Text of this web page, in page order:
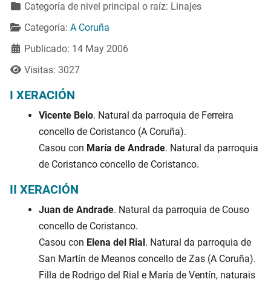
Categoría de nivel principal o raíz: Linajes
Categoría: A Coruña
Publicado: 14 May 2006
Visitas: 3027
I XERACIÓN
Vicente Belo. Natural da parroquia de Ferreira
concello de Coristanco (A Coruña).
Casou con María de Andrade. Natural da parroquia
de Coristanco concello de Coristanco.
II XERACIÓN
Juan de Andrade. Natural da parroquia de Couso
concello de Coristanco.
Casou con Elena del Rial . Natural da parroquia de
San Martín de Meanos concello de Zas (A Coruña).
Filla de Rodrigo del Rial e María de Ventín, naturais